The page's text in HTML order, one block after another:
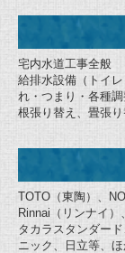
宅内水道工事全般
給排水設備（トイ
れ・つまり・各種
根張り替え、畳張
TOTO（東陶）、
Rinnai（リンナイ）
タカラスタンダー
ニック、日立等、